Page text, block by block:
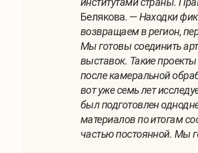
Белякова. —Находки
возвращаем в регион,
Мы готовы соединить
выставок. Такие
после камеральной
вот уже семь лет
был подготовлен
материалов по итогам
частью постоянной. Мы